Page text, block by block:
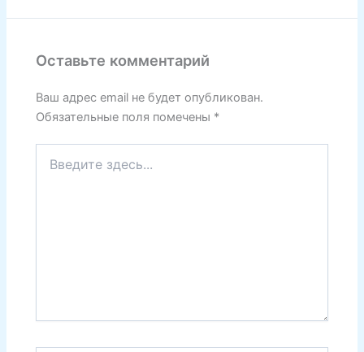
Оставьте комментарий
Ваш адрес email не будет опубликован.
Обязательные поля помечены *
здесь...